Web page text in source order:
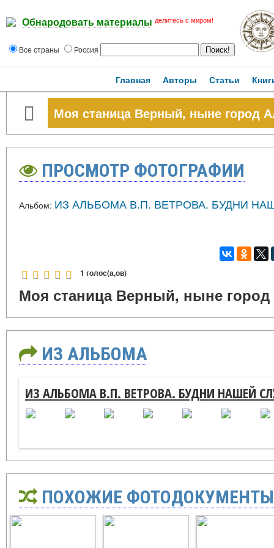
Обнародовать материалы делитесь с миром!
Все страны Россия
Главная Авторы Статьи
Моя станица Верный, ныне город
ПРОСМОТР ФОТОГРАФИИ
Альбом: ИЗ АЛЬБОМА В.П. ВЕТРОВА. БУДНИ
1 голос(а,ов)
Моя станица Верный, ныне
ИЗ АЛЬБОМА
ИЗ АЛЬБОМА В.П. ВЕТРОВА. БУДНИ НАШЕЙ
ПОХОЖИЕ ФОТОДОКУМЕНТЫ